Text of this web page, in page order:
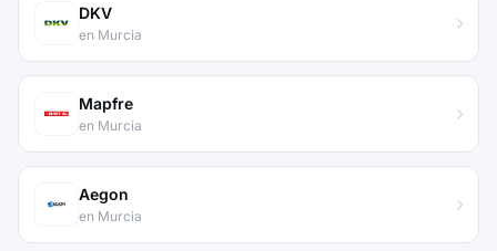
DKV
en Murcia
Mapfre
en Murcia
Aegon
en Murcia